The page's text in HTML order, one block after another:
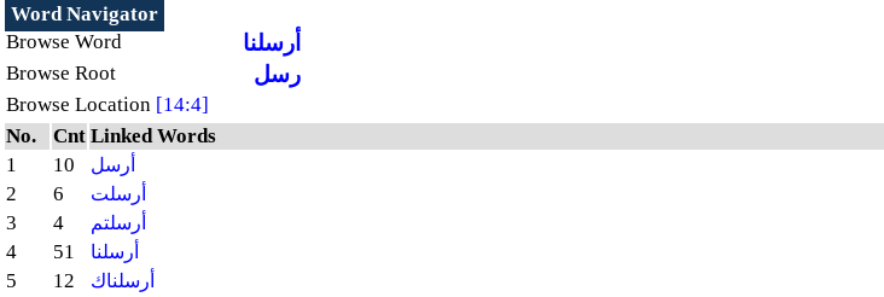
Word Navigator
Browse Word
أرسلنا
Browse Root رسل
Browse Location [14:4]
No.
Cnt Linked Words
1
10 أرسل
2 6 أرسلت
3 4 أرسلتم
4 51 أرسلنا
5 12 أرسلناك